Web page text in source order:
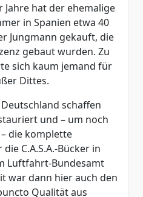
hat der ehemalige
in Spanien etwa 40
Jungmann gekauft, die
gebaut wurden. Zu
sich kaum jemand für
Dittes.
schaffen
und – um noch
die komplette
C.A.S.A.-Bücker in
Luftfahrt-Bundesamt
war dann hier auch den
Qualität aus